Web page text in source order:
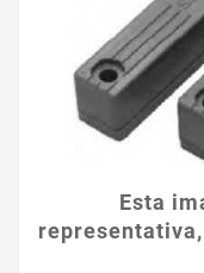
Esta